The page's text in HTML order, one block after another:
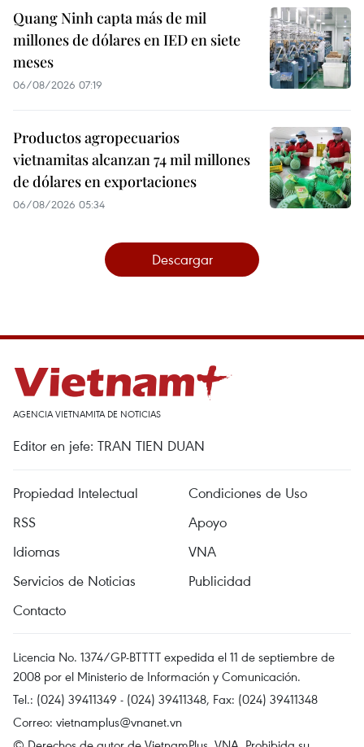
Quang Ninh capta más de mil
millones de dólares en IED en siete
meses
06/08/2026 07:19
Productos agropecuarios
vietnamitas alcanzan 74 mil millones
de dólares en exportaciones
06/08/2026 05:34
Descargar
AGENCIA VIETNAMITA DE NOTICIAS
Editor en jefe: TRAN TIEN DUAN
Propiedad Intelectual
Condiciones de Uso
RSS
Apoyo
Idiomas
VNA
Servicios de Noticias
Publicidad
Contacto
Licencia No. 1374/GP-BTTTT expedida el 11 de septiembre de
2008 por el Ministerio de Información y Comunicación.
Tel.: (024) 39411349 - (024) 39411348, Fax: (024) 39411348
Correo: vietnamplus@vnanet.vn